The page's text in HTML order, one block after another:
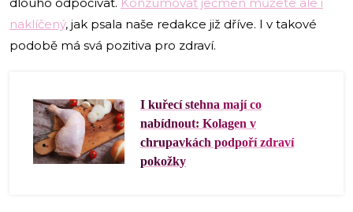
naklíčený, jak psala naše redakce již dříve. I v takové
podobě má svá pozitiva pro zdraví.
I kuřecí stehna mají co
nabídnout: Kolagen v
chrupavkách podpoří zdraví
pokožky